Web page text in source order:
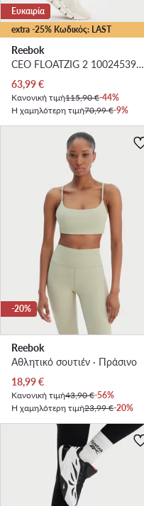
extra -25% Κωδικός: LAST
Ευκαιρία
Reebok
CEO FLOATZIG 2 100245393 · Παπούτσια για Τρέξιμο
Τρέχουσα τιμή
63,99€
Κανονική τιμή115,90 €-44%
Η χαμηλότερη τιμή70,99 €-9%
-20%
Reebok
Αθλητικό σουτιέν · Πράσινο
Τρέχουσα τιμή
18,99€
Κανονική τιμή43,90 €-56%
Η χαμηλότερη τιμή23,99 €-20%